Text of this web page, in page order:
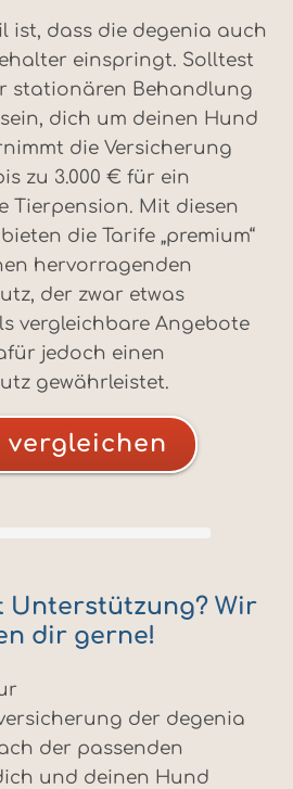
ist, dass die degenia auch
einspringt. Solltest
stationären Behandlung
dich um deinen Hund
die Versicherung
zu 3.000 € für ein
Tierpension. Mit diesen
die Tarife „premium“
hervorragenden
der zwar etwas
vergleichbare Angebote
jedoch einen
gewährleistet.
vergleichen
Unterstützung? Wir
dir gerne!
der degenia
der passenden
und deinen Hund